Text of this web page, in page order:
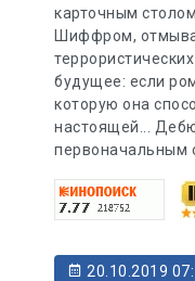
карточным
Шиффром,
будущее: если
которую она
настоящей...
первоначальным
20.10.2019